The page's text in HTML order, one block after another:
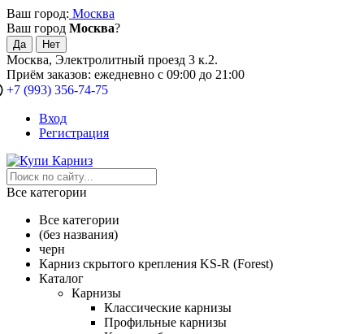
Ваш город: Москва
Ваш город Москва?
Москва, Электролитный проезд 3 к.2.
Приём заказов: ежедневно с 09:00 до 21:00
+7 (993) 356-74-75
Вход
Регистрация
Все категории
Все категории
(без названия)
черн
Карниз скрытого крепления KS-R (Forest)
Каталог
Карнизы
Классические карнизы
Профильные карнизы